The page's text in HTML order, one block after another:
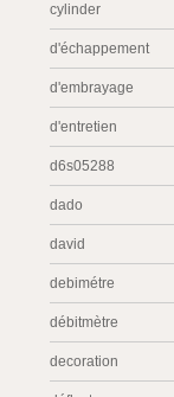
cylinder
d'échappement
d'embrayage
d'entretien
d6s05288
dado
david
debimétre
débitmètre
decoration